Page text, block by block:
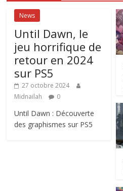
News
Until Dawn, le
jeu horrifique de
retour en 2024
sur PS5
27 octobre 2024
Midnailah
0
Until Dawn : Découverte
des graphismes sur PS5